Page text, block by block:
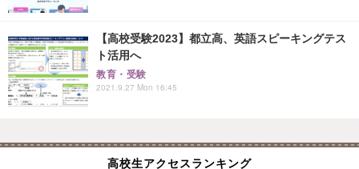
【高校受験2023】都立高、英語スピーキングテス
ト活用へ
教育・受験
2021.9.27 Mon 16:45
高校生アクセスランキング